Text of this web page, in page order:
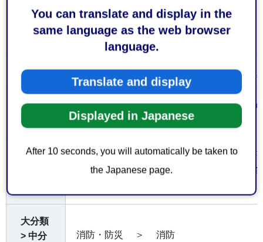
You can translate and display in the
same language as the web browser
language.
Translate and display
Displayed in Japanese
After 10 seconds, you will automatically be taken to
the Japanese page.
してい
ただく
申請書・届出書等の提出部数
正副2部
費用 内容によって手数料が係る場合があります
注意事
項
事務処理に係る標準処理期間（許可申請か
15日（土日祝日等の閉庁日を除く）
静岡県高圧ガス保安協会から発行された「
続きの案内」及び「高圧ガス販売事業届出
大分類
> 中分
消防・防災 ＞ 消防